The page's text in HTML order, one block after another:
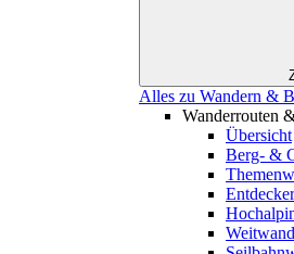
Alles zu Wandern &
Wanderrouten
Übersicht
Berg- &